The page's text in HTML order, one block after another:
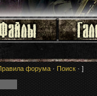
форума · Поиск · ]